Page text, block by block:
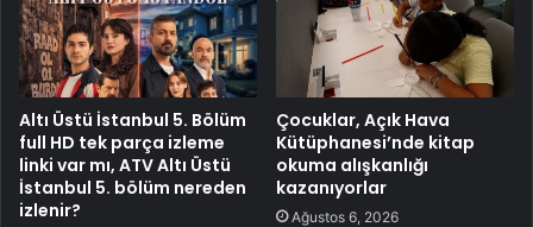
Altı Üstü İstanbul 5. Bölüm
full HD tek parça izleme
linki var mı, ATV Altı Üstü
İstanbul 5. bölüm nereden
izlenir?
Çocuklar, Açık Hava
Kütüphanesi’nde kitap
okuma alışkanlığı
kazanıyorlar
Ağustos 6, 2026